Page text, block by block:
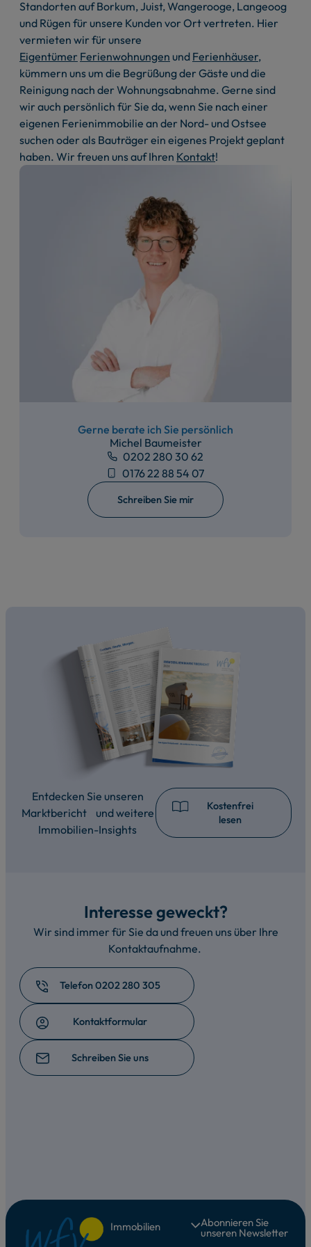
Standorten auf Borkum, Juist, Wangerooge, Langeoog
und Rügen für unsere Kunden vor Ort vertreten. Hier
vermieten wir für unsere
Eigentümer Ferienwohnungen und Ferienhäuser,
kümmern uns um die Begrüßung der Gäste und die
Reinigung nach der Wohnungsabnahme. Gerne sind
wir auch persönlich für Sie da, wenn Sie nach einer
eigenen Ferienimmobilie an der Nord- und Ostsee
suchen oder als Bauträger ein eigenes Projekt geplant
haben. Wir freuen uns auf Ihren Kontakt!
Gerne berate ich Sie persönlich
Michel Baumeister
0202 280 30 62
0176 22 88 54 07
Schreiben Sie mir
Entdecken Sie unseren
Marktbericht und weitere
Immobilien-Insights
Kostenfrei
lesen
Interesse geweckt?
Wir sind immer für Sie da und freuen uns über Ihre
Kontaktaufnahme.
Telefon 0202 280 305
Kontaktformular
Schreiben Sie uns
Immobilien Abonnieren Sie
unseren Newsletter